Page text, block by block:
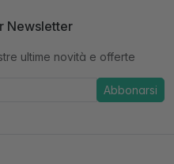
Newsletter
ultime novità e offerte
Abbonarsi